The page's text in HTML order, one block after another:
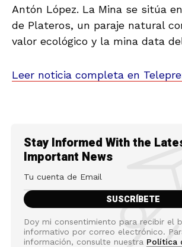
Antón López. La Mina se sitúa
de Plateros, un paraje natural
valor ecológico y la mina data
Leer noticia completa en
Stay Informed With the
Important News
Doy mi consentimiento para recibir el
informativo por correo electrónico.
información, consulte nuestra Política